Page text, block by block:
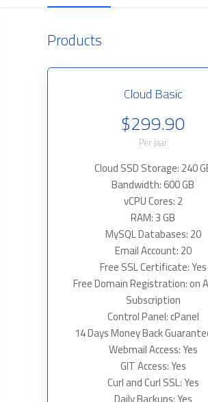
Products
Cloud Basic
$299.90
Per jaar
Cloud SSD Storage: 240
Bandwidth: 600 GB
vCPU Cores: 2
RAM: 3 GB
MySQL Databases: 20
Email Account: 20
Free SSL Certificate: Yes
Free Domain Registration: on
Subscription
Control Panel: cPanel
14 Days Money Back
Webmail Access: Yes
GIT Access: Yes
Curl and Curl SSL: Yes